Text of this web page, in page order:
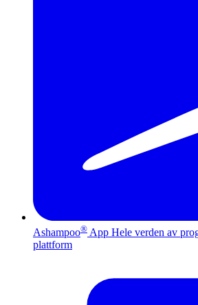
Ashampoo® App Hele verden av
plattform